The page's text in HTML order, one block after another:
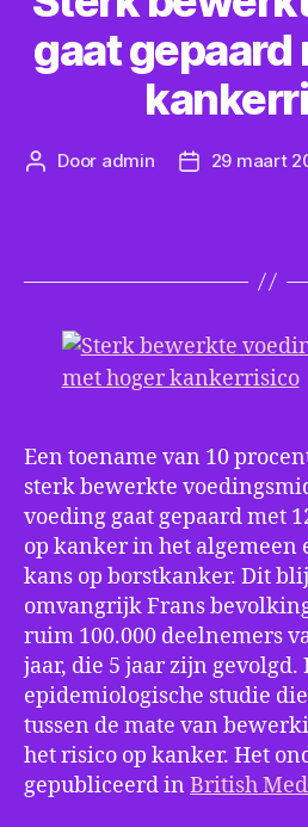
gaat gepaard
Berichtauteur
Door admin Berichtdatum
29 maart
Een toename van 10
sterk bewerkte
voeding gaat gepaard met
op kanker in het algemeen
kans op borstkanker. Dit
omvangrijk Frans
ruim 100.000 deelnemers
jaar, die 5 jaar zijn gevolgd.
epidemiologische studie
tussen de mate van
het risico op kanker. Het
gepubliceerd in British